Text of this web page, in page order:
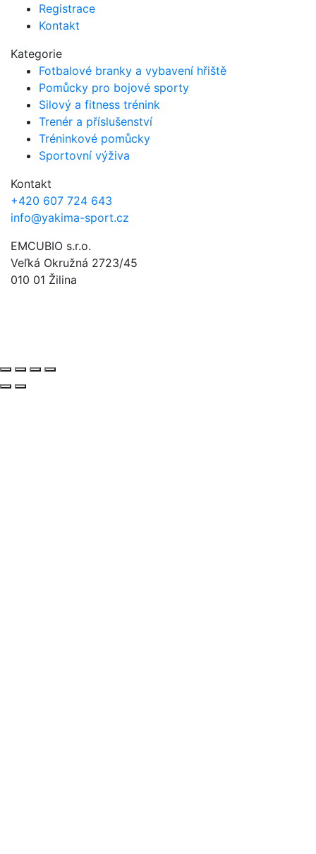
Registrace
Kontakt
Kategorie
Fotbalové branky a vybavení hřiště
Pomůcky pro bojové sporty
Silový a fitness trénink
Trenér a příslušenství
Tréninkové pomůcky
Sportovní výživa
Kontakt
+420 607 724 643
info@yakima-sport.cz
EMCUBIO s.r.o.
Veľká Okružná 2723/45
010 01 Žilina